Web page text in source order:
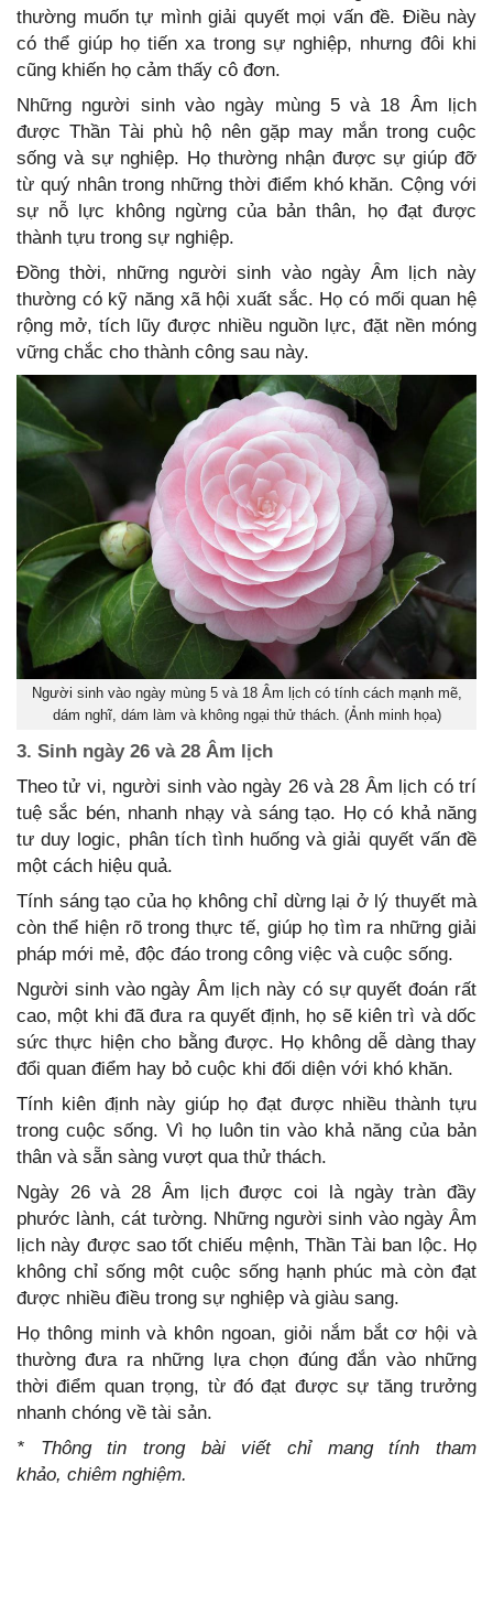
thường muốn tự mình giải quyết mọi vấn đề. Điều này
có thể giúp họ tiến xa trong sự nghiệp, nhưng đôi khi
cũng khiến họ cảm thấy cô đơn.
Những người sinh vào ngày mùng 5 và 18 Âm lịch
được Thần Tài phù hộ nên gặp may mắn trong cuộc
sống và sự nghiệp. Họ thường nhận được sự giúp đỡ
từ quý nhân trong những thời điểm khó khăn. Cộng với
sự nỗ lực không ngừng của bản thân, họ đạt được
thành tựu trong sự nghiệp.
Đồng thời, những người sinh vào ngày Âm lịch này
thường có kỹ năng xã hội xuất sắc. Họ có mối quan hệ
rộng mở, tích lũy được nhiều nguồn lực, đặt nền móng
vững chắc cho thành công sau này.
Người sinh vào ngày mùng 5 và 18 Âm lịch có tính cách mạnh mẽ,
dám nghĩ, dám làm và không ngại thử thách. (Ảnh minh họa)
3. Sinh ngày 26 và 28 Âm lịch
Theo tử vi, người sinh vào ngày 26 và 28 Âm lịch có trí
tuệ sắc bén, nhanh nhạy và sáng tạo. Họ có khả năng
tư duy logic, phân tích tình huống và giải quyết vấn đề
một cách hiệu quả.
Tính sáng tạo của họ không chỉ dừng lại ở lý thuyết mà
còn thể hiện rõ trong thực tế, giúp họ tìm ra những giải
pháp mới mẻ, độc đáo trong công việc và cuộc sống.
Người sinh vào ngày Âm lịch này có sự quyết đoán rất
cao, một khi đã đưa ra quyết định, họ sẽ kiên trì và dốc
sức thực hiện cho bằng được. Họ không dễ dàng thay
đổi quan điểm hay bỏ cuộc khi đối diện với khó khăn.
Tính kiên định này giúp họ đạt được nhiều thành tựu
trong cuộc sống. Vì họ luôn tin vào khả năng của bản
thân và sẵn sàng vượt qua thử thách.
Ngày 26 và 28 Âm lịch được coi là ngày tràn đầy
phước lành, cát tường. Những người sinh vào ngày Âm
lịch này được sao tốt chiếu mệnh, Thần Tài ban lộc. Họ
không chỉ sống một cuộc sống hạnh phúc mà còn đạt
được nhiều điều trong sự nghiệp và giàu sang.
Họ thông minh và khôn ngoan, giỏi nắm bắt cơ hội và
thường đưa ra những lựa chọn đúng đắn vào những
thời điểm quan trọng, từ đó đạt được sự tăng trưởng
nhanh chóng về tài sản.
* Thông tin trong bài viết chỉ mang tính tham
khảo, chiêm nghiệm.